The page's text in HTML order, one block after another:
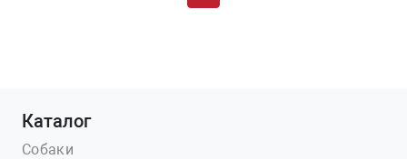
Каталог
Собаки